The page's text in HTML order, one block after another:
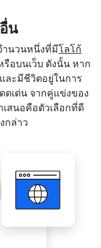
น
ำนวนหนึ่งที่มีโลโก้
อบนเว็บ ดังนั้น หาก
ละมีชีวิตอยู่ในการ
เด่น จากคู่แข่งของ
สนอคือตัวเลือกที่ดี
กล่าว